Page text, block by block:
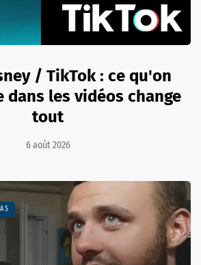
/ TikTok : ce qu'on
dans les vidéos change
tout
6 août 2026